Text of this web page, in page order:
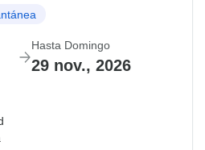
Hasta Domingo
29 nov., 2026